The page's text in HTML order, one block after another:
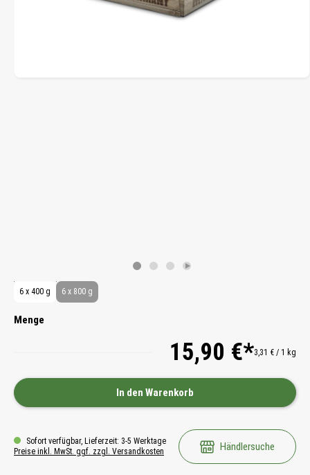
6 x 400 g 6 x 800 g
Menge
15,90 €*3,31 € / 1 kg
In den Warenkorb
Sofort verfügbar, Lieferzeit: 3-5 Werktage
Preise inkl. MwSt. ggf. zzgl. Versandkosten
Händlersuche